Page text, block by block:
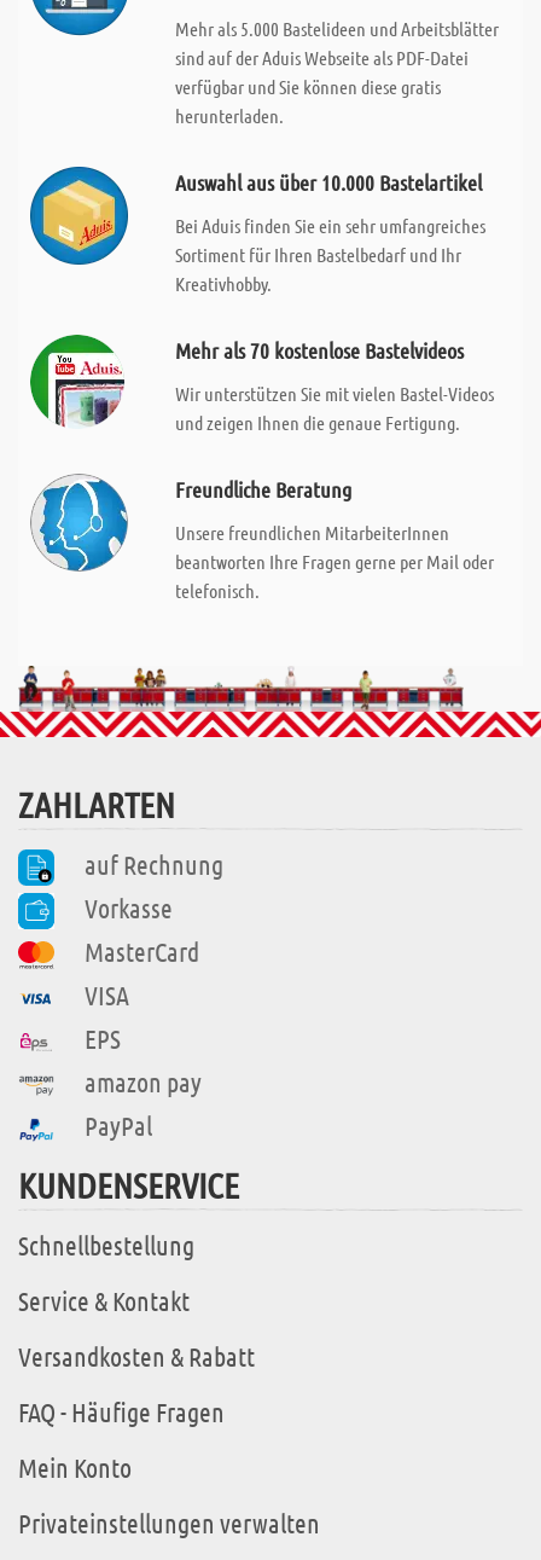
Mehr als 5.000 Bastelideen und Arbeitsblätter
sind auf der Aduis Webseite als PDF-Datei
verfügbar und Sie können diese gratis
herunterladen.
Auswahl aus über 10.000 Bastelartikel
Bei Aduis finden Sie ein sehr umfangreiches
Sortiment für Ihren Bastelbedarf und Ihr
Kreativhobby.
Mehr als 70 kostenlose Bastelvideos
Wir unterstützen Sie mit vielen Bastel-Videos
und zeigen Ihnen die genaue Fertigung.
Freundliche Beratung
Unsere freundlichen MitarbeiterInnen
beantworten Ihre Fragen gerne per Mail oder
telefonisch.
ZAHLARTEN
auf Rechnung
Vorkasse
MasterCard
VISA
EPS
amazon pay
PayPal
KUNDENSERVICE
Schnellbestellung
Service & Kontakt
Versandkosten & Rabatt
FAQ - Häufige Fragen
Mein Konto
Privateinstellungen verwalten